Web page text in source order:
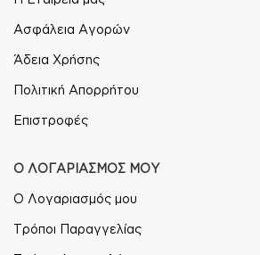
Ασφάλεια Αγορών
Άδεια Χρήσης
Πολιτική Απορρήτου
Επιστροφές
Ο ΛΟΓΑΡΙΑΣΜΟΣ ΜΟΥ
Ο Λογαριασμός μου
Τρόποι Παραγγελίας